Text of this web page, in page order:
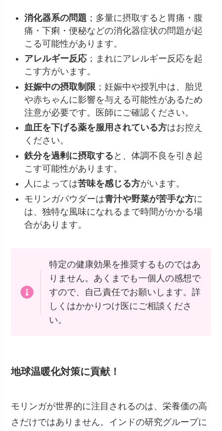
消化器系の問題 ；多量に摂取すると胃痛・腹
痛・下痢・便秘などの消化器症状の問題が起
こる可能性があります。
アレルギー反応；まれにアレルギー反応を起
こす方がいます。
妊娠中の摂取制限 ；妊娠中や授乳中は、胎児
や赤ちゃんに影響を与える可能性があるため
注意が必要です。医師にご確認ください。
血圧を下げる薬を服用されている方はお控え
ください。
鉄分を過剰に摂取する と、体調不良を引き起
こす可能性があります。
人によっては苦味を感じる方がいます。
モリンガパウダーは青汁や野菜が苦手な方に
は、独特な風味になれるまで時間がかかる場
合があります。
特定の健康効果を推奨するものではあ
りません。あくまでも一個人の感想で
すので、自己責任でお願いします。詳
しくはかかりつけ医にご相談くださ
い。
地球温暖化対策に貢献！
モリンガが世界的に注目されるのは、栄養価の高
さだけではありません。インドの研究グループに